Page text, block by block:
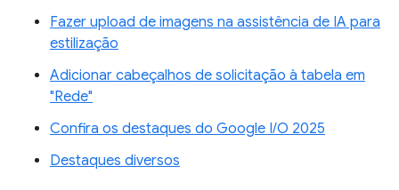
Fazer upload de imagens na assistência de IA para
estilização
Adicionar cabeçalhos de solicitação à tabela em
"Rede"
Confira os destaques do Google I/O 2025
Destaques diversos